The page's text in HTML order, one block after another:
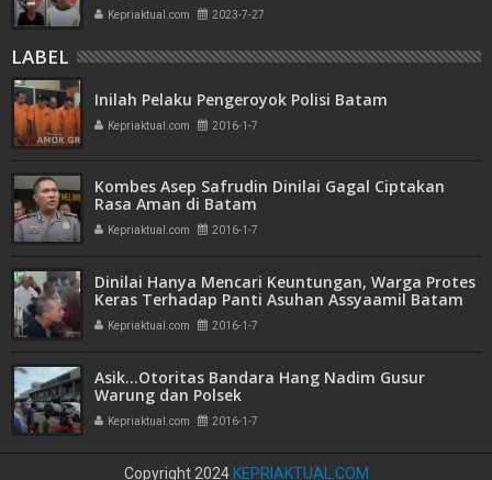
Kepriaktual.com 2023-7-27
LABEL
Inilah Pelaku Pengeroyok Polisi Batam
Kepriaktual.com 2016-1-7
Kombes Asep Safrudin Dinilai Gagal Ciptakan
Rasa Aman di Batam
Kepriaktual.com 2016-1-7
Dinilai Hanya Mencari Keuntungan, Warga Protes
Keras Terhadap Panti Asuhan Assyaamil Batam
Kepriaktual.com 2016-1-7
Asik...Otoritas Bandara Hang Nadim Gusur
Warung dan Polsek
Kepriaktual.com 2016-1-7
Copyright 2024KEPRIAKTUAL.COM